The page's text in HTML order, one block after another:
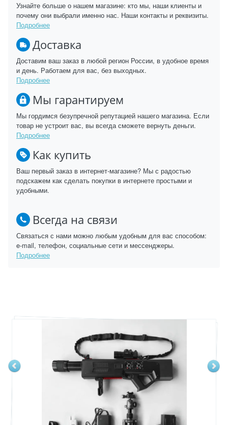
Узнайте больше о нашем магазине: кто мы, наши клиенты и
почему они выбрали именно нас. Наши контакты и реквизиты.
Подробнее
Доставка
Доставим ваш заказ в любой регион России, в удобное время
и день. Работаем для вас, без выходных.
Подробнее
Мы гарантируем
Мы гордимся безупречной репутацией нашего магазина. Если
товар не устроит вас, вы всегда сможете вернуть деньги.
Подробнее
Как купить
Ваш первый заказ в интернет-магазине? Мы с радостью
подскажем как сделать покупки в интернете простыми и
удобными.
Всегда на связи
Связаться с нами можно любым удобным для вас способом:
e-mail, телефон, социальные сети и мессенджеры.
Подробнее